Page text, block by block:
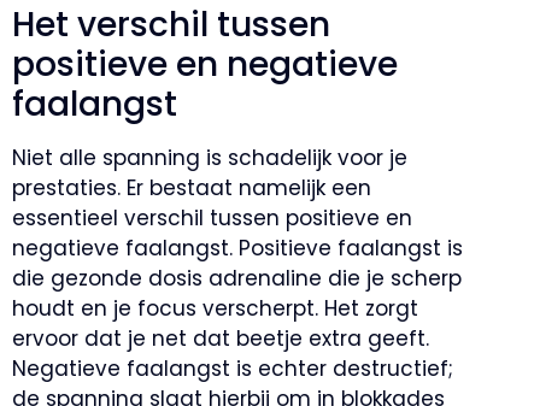
Het verschil tussen
positieve en negatieve
faalangst
Niet alle spanning is schadelijk voor je
prestaties. Er bestaat namelijk een
essentieel verschil tussen positieve en
negatieve faalangst. Positieve faalangst is
die gezonde dosis adrenaline die je scherp
houdt en je focus verscherpt. Het zorgt
ervoor dat je net dat beetje extra geeft.
Negatieve faalangst is echter destructief;
de spanning slaat hierbij om in blokkades